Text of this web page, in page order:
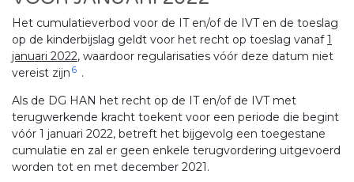
Het cumulatieverbod voor de IT en/of de IVT en de toeslag
op de kinderbijslag geldt voor het recht op toeslag vanaf1
januari 2022, waardoor regularisaties vóór deze datum niet
vereist zijn 6 .
Als de DG HAN het recht op de IT en/of de IVT met
terugwerkende kracht toekent voor een periode die begint
vóór 1 januari 2022, betreft het bijgevolg een toegestane
cumulatie en zal er geen enkele terugvordering uitgevoerd
worden tot en met december 2021.